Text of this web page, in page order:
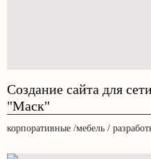
Создание сайта для
"Маск"
корпоративные /мебель /